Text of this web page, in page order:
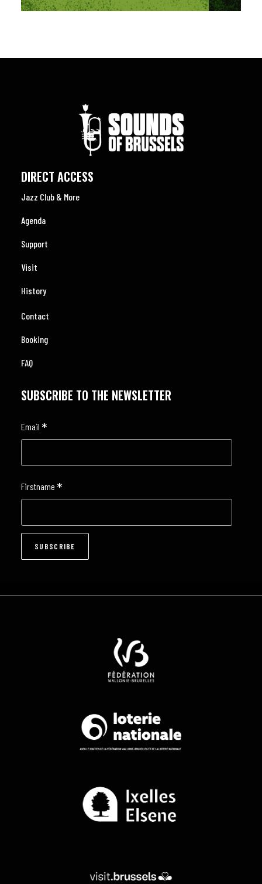
DIRECT ACCESS
Jazz Club & More
Agenda
Support
Visit
History
Contact
Booking
FAQ
SUBSCRIBE TO THE NEWSLETTER
Email *
Firstname *